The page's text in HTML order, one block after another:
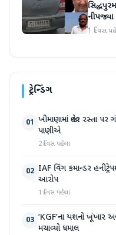
નીપજ્યા
1 દિવસ
ટ્રેન્ડિંગ
01 ખીમાણામાં જાહેર રસ્તા
પાણીએ
2 દિવસ પહેલા
02 IAF વિંગ કમાન્ડર
આરોપ
1 દિવસ પહેલા
03 ‘KGF’ના યશનો ખૂંખાર
મચાવ્યો ધમાલ